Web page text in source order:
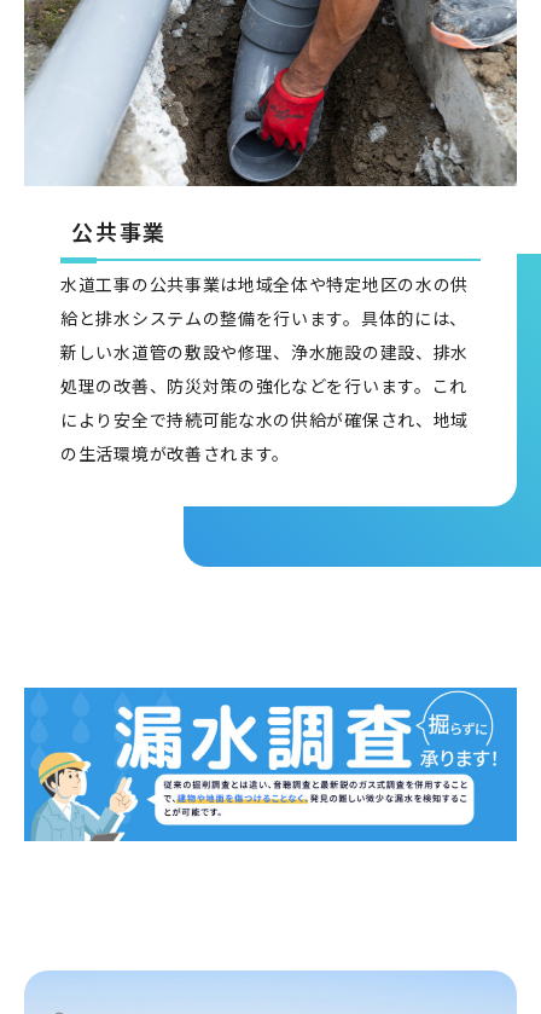
公共事業
水道工事の公共事業は地域全体や特定地区の水の供
給と排水システムの整備を行います。具体的には、
新しい水道管の敷設や修理、浄水施設の建設、排水
処理の改善、防災対策の強化などを行います。これ
により安全で持続可能な水の供給が確保され、地域
の生活環境が改善されます。